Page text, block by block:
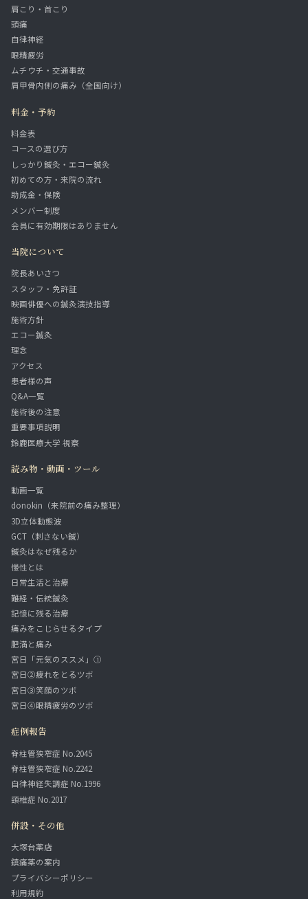
肩こり・首こり
頭痛
自律神経
眼精疲労
ムチウチ・交通事故
肩甲骨内側の痛み（全国向け）
料金・予約
料金表
コースの選び方
しっかり鍼灸・エコー鍼灸
初めての方・来院の流れ
助成金・保険
メンバー制度
会員に有効期限はありません
当院について
院長あいさつ
スタッフ・免許証
映画俳優への鍼灸演技指導
施術方針
エコー鍼灸
理念
アクセス
患者様の声
Q&A一覧
施術後の注意
重要事項説明
鈴鹿医療大学 視察
読み物・動画・ツール
動画一覧
donokin（来院前の痛み整理）
3D立体動態波
GCT（刺さない鍼）
鍼灸はなぜ残るか
慢性とは
日常生活と治療
難経・伝統鍼灸
記憶に残る治療
痛みをこじらせるタイプ
肥満と痛み
宮日「元気のススメ」①
宮日②疲れをとるツボ
宮日③笑顔のツボ
宮日④眼精疲労のツボ
症例報告
脊柱管狭窄症 No.2045
脊柱管狭窄症 No.2242
自律神経失調症 No.1996
頸椎症 No.2017
併設・その他
大塚台薬店
鎮痛薬の案内
プライバシーポリシー
利用規約